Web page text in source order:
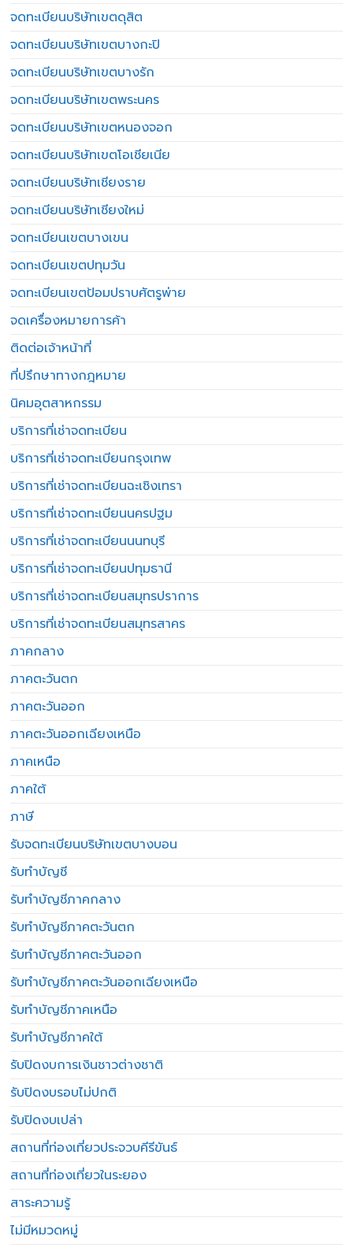
จดทะเบียนบริษัทเขตดุสิต
จดทะเบียนบริษัทเขตบางกะปิ
จดทะเบียนบริษัทเขตบางรัก
จดทะเบียนบริษัทเขตพระนคร
จดทะเบียนบริษัทเขตหนองจอก
จดทะเบียนบริษัทเขตโอเชียเนีย
จดทะเบียนบริษัทเชียงราย
จดทะเบียนบริษัทเชียงใหม่
จดทะเบียนเขตบางเขน
จดทะเบียนเขตปทุมวัน
จดทะเบียนเขตป้อมปราบศัตรูพ่าย
จดเครื่องหมายการค้า
ติดต่อเจ้าหน้าที่
ที่ปรึกษาทางกฎหมาย
นิคมอุตสาหกรรม
บริการที่เช่าจดทะเบียน
บริการที่เช่าจดทะเบียนกรุงเทพ
บริการที่เช่าจดทะเบียนฉะเชิงเทรา
บริการที่เช่าจดทะเบียนนครปฐม
บริการที่เช่าจดทะเบียนนนทบุรี
บริการที่เช่าจดทะเบียนปทุมธานี
บริการที่เช่าจดทะเบียนสมุทรปราการ
บริการที่เช่าจดทะเบียนสมุทรสาคร
ภาคกลาง
ภาคตะวันตก
ภาคตะวันออก
ภาคตะวันออกเฉียงเหนือ
ภาคเหนือ
ภาคใต้
ภาษี
รับจดทะเบียนบริษัทเขตบางบอน
รับทำบัญชี
รับทำบัญชีภาคกลาง
รับทำบัญชีภาคตะวันตก
รับทำบัญชีภาคตะวันออก
รับทำบัญชีภาคตะวันออกเฉียงเหนือ
รับทำบัญชีภาคเหนือ
รับทำบัญชีภาคใต้
รับปิดงบการเงินชาวต่างชาติ
รับปิดงบรอบไม่ปกติ
รับปิดงบเปล่า
สถานที่ท่องเที่ยวประจวบคีรีขันธ์
สถานที่ท่องเที่ยวในระยอง
สาระความรู้
ไม่มีหมวดหมู่